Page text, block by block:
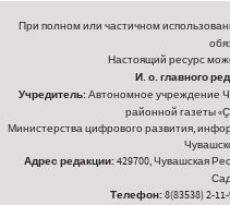
При полном или частичном
Настоящий ресурс
И. о. главного
Учредитель:Автономное учреждение
районной газеты
Министерства цифрового развития,
Адрес редакции:429700, Чувашская
Телефон:8(83538) 2-